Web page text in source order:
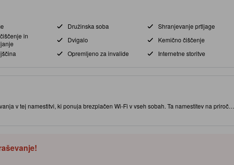
Družinska soba
Shranjevanje prtljage
in
Dvigalo
Kemično čiščenje
Opremljeno za invalide Internetne storitve
v tej namestitvi, ki ponuja brezplačen Wi-Fi v vseh sobah. Ta namestitev na priročni
blizu znamenitosti in zanimivih restavracij. V tej namestitvi s 3.0 zvezdicami